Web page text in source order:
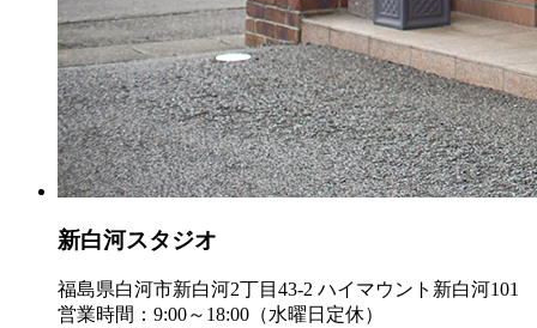
新白河スタジオ
福島県白河市新白河2丁目43-2 ハイマウント新白河101
営業時間：9:00～18:00（水曜日定休）